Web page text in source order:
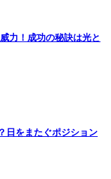
力！成功の秘訣は光と
日をまたぐポジション